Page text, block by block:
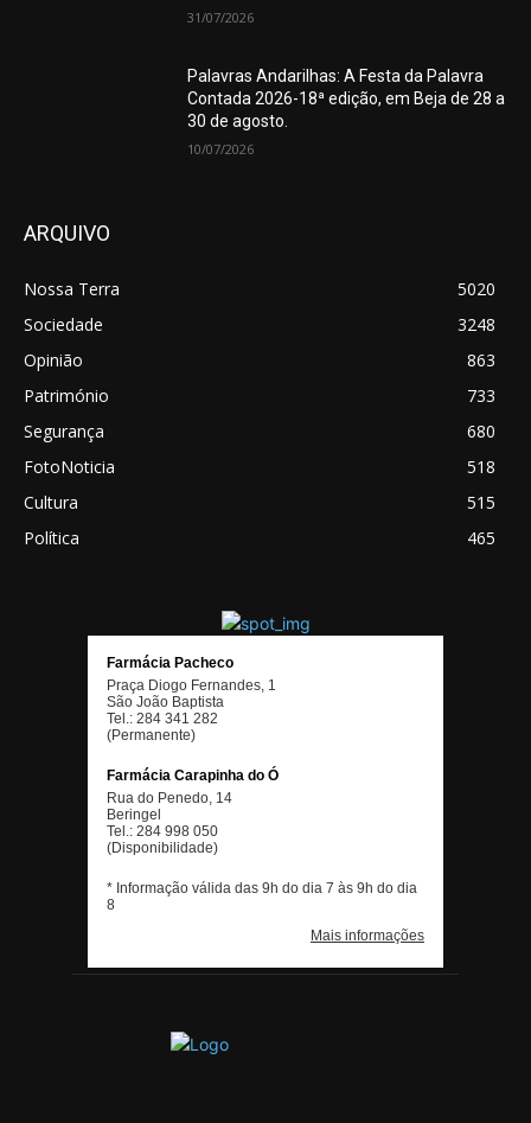
31/07/2026
Palavras Andarilhas: A Festa da Palavra
Contada 2026-18ª edição, em Beja de 28 a
30 de agosto.
10/07/2026
ARQUIVO
Nossa Terra
5020
Sociedade
3248
Opinião
863
Património
733
Segurança
680
FotoNoticia
518
Cultura
515
Política
465